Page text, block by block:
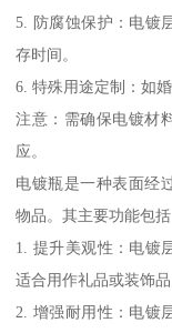
5. 防腐蚀保护：电镀
存时间。
6. 特殊用途定制：如
注意：需确保电镀材
应。
电镀瓶是一种表面经
物品。其主要功能包括
1. 提升美观性：电镀
适合用作礼品或装饰品
2. 增强耐用性：电镀